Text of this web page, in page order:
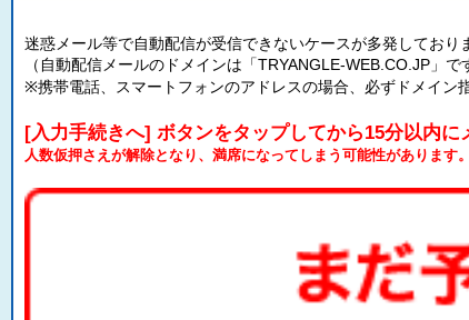
迷惑メール等で自動配信が受信できないケースが多発しており
（自動配信メールのドメインは「TRYANGLE-WEB.CO.JP」で
※携帯電話、スマートフォンのアドレスの場合、必ずドメイン
[入力手続きへ] ボタンをタップしてから15分以内
人数仮押さえが解除となり、満席になってしまう可能性があります。